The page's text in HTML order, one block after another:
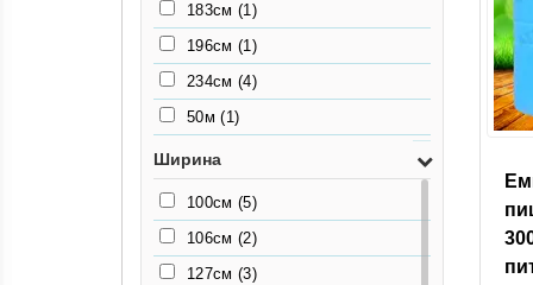
183см (1)
196см (1)
234см (4)
50м(1)
50см
63см(2)
65см(2)
Ширина
100см (5)
106см (2)
127см (3)